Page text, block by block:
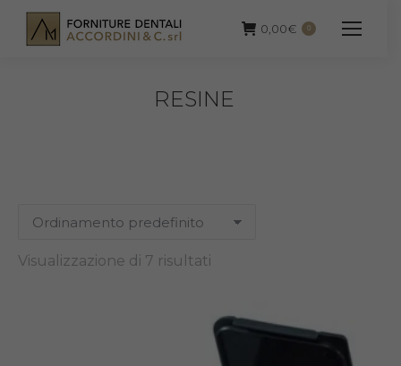
0,00€ 0
RESINE
Visualizzazione di 7 risultati